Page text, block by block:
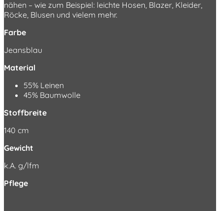
nähen – wie zum Beispiel: leichte Hosen, Blazer, Kleider,
Röcke, Blusen und vielem mehr.
Farbe
Jeansblau
Material
55% Leinen
45% Baumwolle
Stoffbreite
140 cm
Gewicht
k.A. g/lfm
Pflege